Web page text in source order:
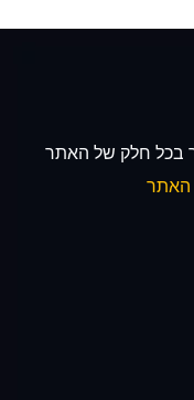
בכל חלק של האתר
האתר